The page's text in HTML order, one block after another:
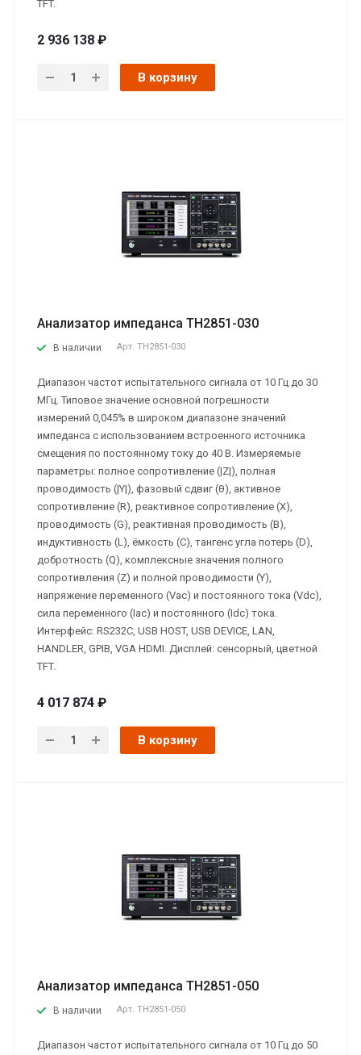
TFT.
2 936 138 ₽
В корзину
Анализатор импеданса TH2851-030
В наличии Арт. TH2851-030
Диапазон частот испытательного сигнала от 10 Гц до 30
МГц. Типовое значение основной погрешности
измерений 0,045% в широком диапазоне значений
импеданса с использованием встроенного источника
смещения по постоянному току до 40 В. Измеряемые
параметры: полное сопротивление (|Z|), полная
проводимость (|Y|), фазовый сдвиг (θ), активное
сопротивление (R), реактивное сопротивление (X),
проводимость (G), реактивная проводимость (B),
индуктивность (L), ёмкость (C), тангенс угла потерь (D),
добротность (Q), комплексные значения полного
сопротивления (Z) и полной проводимости (Y),
напряжение переменного (Vac) и постоянного тока (Vdc),
сила переменного (Iac) и постоянного (Idc) тока.
Интерфейс: RS232C, USB HOST, USB DEVICE, LAN,
HANDLER, GPIB, VGA HDMI. Дисплей: сенсорный, цветной
TFT.
4 017 874 ₽
В корзину
Анализатор импеданса TH2851-050
В наличии Арт. TH2851-050
Диапазон частот испытательного сигнала от 10 Гц до 50